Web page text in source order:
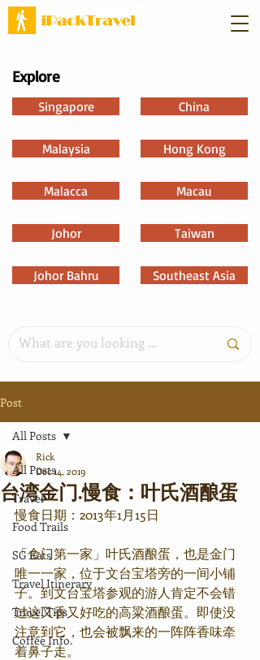
Explore
Singapore
Malaysia
Malacca
Johor
Johor Bahru
China
Hong Kong
Macau
Taiwan
Southeast Asia
Post
All Posts
Travel
Food Trails
SG Eats
Travel Itinerary
Travel Tips
Coffee Info.
All Posts
台湾金门.慢食：叶氏酒酿蛋
Rick
Dec 14, 2019
慢食日期：2013年1月15日
「金门第一家」叶氏酒酿蛋，也是金门
唯一一家，位于文台宝塔旁的一间小铺
子。到文台宝塔参观的游人肯定不会错
过这又香又好吃的高粱酒酿蛋。即使没
注意到它，也会被飘来的一阵阵香味牵
着鼻子走。